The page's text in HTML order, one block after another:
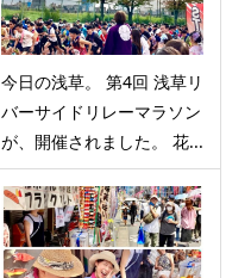
今日の浅草。 第4回 浅草リ
バーサイドリレーマラソン
が、開催されました。 花...